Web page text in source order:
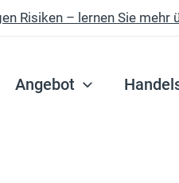
Risiken – lernen Sie mehr
Angebot